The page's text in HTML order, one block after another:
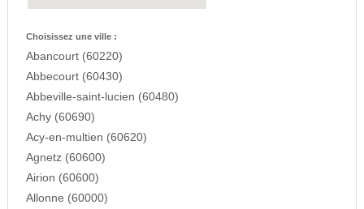
Choisissez une ville :
Abancourt (60220)
Abbecourt (60430)
Abbeville-saint-lucien (60480)
Achy (60690)
Acy-en-multien (60620)
Agnetz (60600)
Airion (60600)
Allonne (60000)